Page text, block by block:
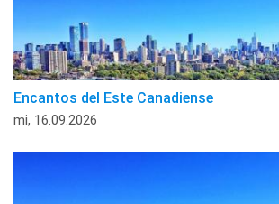
Encantos del Este Canadiense
mi, 16.09.2026